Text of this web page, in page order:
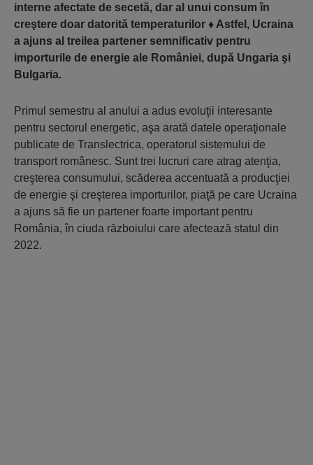
interne afectate de secetă, dar al unui consum în
creştere doar datorită temperaturilor ♦ Astfel, Ucraina
a ajuns al treilea partener semnificativ pentru
importurile de energie ale României, după Ungaria şi
Bulgaria.
Primul semestru al anului a adus evoluţii interesante
pentru sectorul energetic, aşa arată datele operaţionale
publicate de Translectrica, operatorul siste­mului de
transport românesc. Sunt trei lu­cruri care atrag atenţia,
creşterea consu­mului, scăderea accentuată a producţiei
de energie şi creşterea importurilor, piaţă pe care Ucraina
a ajuns să fie un partener foarte important pentru
România, în ciuda războiului care afectează statul din
2022.